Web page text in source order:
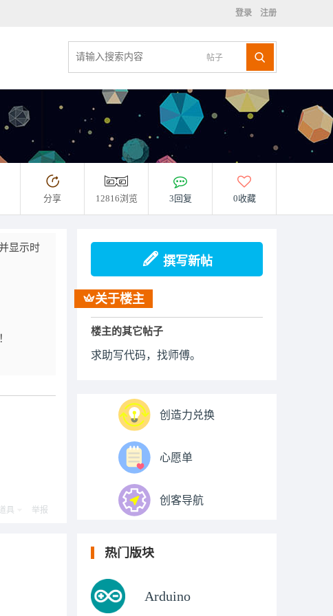
登录 注册
帖子
分享 12816浏览 3回复 0收藏
显示时
具 举报
撰写新帖
关于楼主
楼主的其它帖子
求助写代码，找师傅。
创造力兑换
心愿单
创客导航
热门版块
Arduino